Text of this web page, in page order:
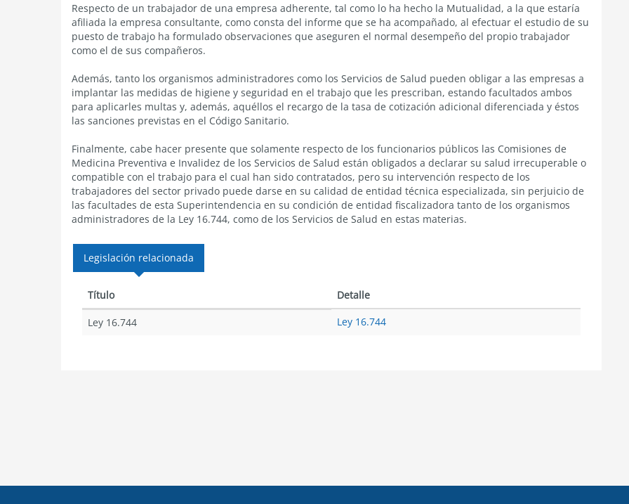
Respecto de un trabajador de una empresa adherente, tal como lo ha hecho la Mutualidad, a la que estaría
afiliada la empresa consultante, como consta del informe que se ha acompañado, al efectuar el estudio de su
puesto de trabajo ha formulado observaciones que aseguren el normal desempeño del propio trabajador
como el de sus compañeros.
Además, tanto los organismos administradores como los Servicios de Salud pueden obligar a las empresas a
implantar las medidas de higiene y seguridad en el trabajo que les prescriban, estando facultados ambos
para aplicarles multas y, además, aquéllos el recargo de la tasa de cotización adicional diferenciada y éstos
las sanciones previstas en el Código Sanitario.
Finalmente, cabe hacer presente que solamente respecto de los funcionarios públicos las Comisiones de
Medicina Preventiva e Invalidez de los Servicios de Salud están obligados a declarar su salud irrecuperable o
compatible con el trabajo para el cual han sido contratados, pero su intervención respecto de los
trabajadores del sector privado puede darse en su calidad de entidad técnica especializada, sin perjuicio de
las facultades de esta Superintendencia en su condición de entidad fiscalizadora tanto de los organismos
administradores de la Ley 16.744, como de los Servicios de Salud en estas materias.
Legislación relacionada
Título Detalle
Ley 16.744 Ley 16.744